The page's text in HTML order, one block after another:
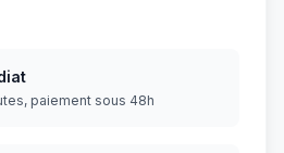
paiement sous 48h